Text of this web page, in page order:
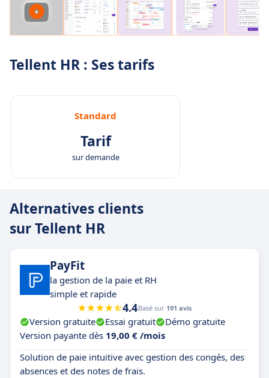
Tellent HR : Ses tarifs
Standard
Tarif
sur demande
Alternatives clients
sur Tellent HR
PayFit
la gestion de la paie et RH
simple et rapide
4.4Basé sur 191 avis
Version gratuite Essai gratuit
Démo gratuite
Version payante dès 19,00 € /mois
Solution de paie intuitive avec gestion des congés, des
absences et des notes de frais.